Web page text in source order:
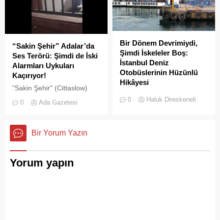
“Sakin Şehir” Adalar’da
Ses Terörü: Şimdi de İski
Alarmları Uykuları
Kaçırıyor!
"Sakin Şehir" (Cittaslow)
Adalar'da gürültü kirliliği
0 Ada Gazetesi
Bir Dönem Devrimiydi,
Şimdi İskeleler Boş:
İstanbul Deniz
Otobüslerinin Hüzünlü
Hikâyesi
İstanbul’da deniz ulaşımı,
konforlu güvenli bir yaşam
0 Haluk Direskeneli
Bir Yorum Yazın
Yorum yapın